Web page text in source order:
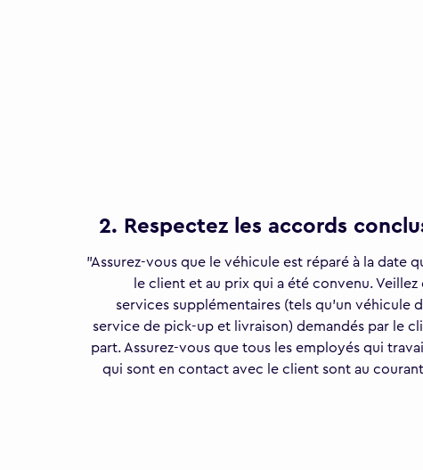
2. Respectez les accords
"Assurez-vous que le véhicule est réparé à la date
le client et au prix qui a été convenu.
services supplémentaires (tels qu'un véhicule
service de pick-up et livraison) demandés par le
part. Assurez-vous que tous les employés qui
qui sont en contact avec le client sont au